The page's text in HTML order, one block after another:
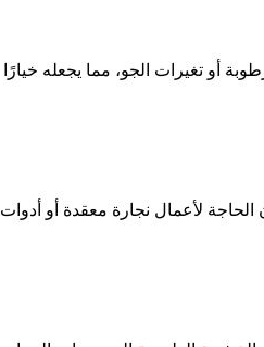
أو تغيرات الجو، مما يجعله خيارًا
لأعمال نجارة معقدة أو أدوات